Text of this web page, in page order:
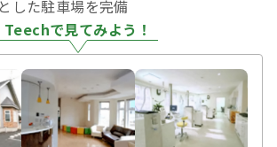
した駐車場を完備
Teechで見てみよう！